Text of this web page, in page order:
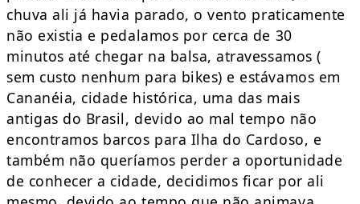
chuva ali já havia parado, o vento praticamente
não existia e pedalamos por cerca de 30
minutos até chegar na balsa, atravessamos (
sem custo nenhum para bikes) e estávamos em
Cananéia, cidade histórica, uma das mais
antigas do Brasil, devido ao mal tempo não
encontramos barcos para Ilha do Cardoso, e
também não queríamos perder a oportunidade
de conhecer a cidade, decidimos ficar por ali